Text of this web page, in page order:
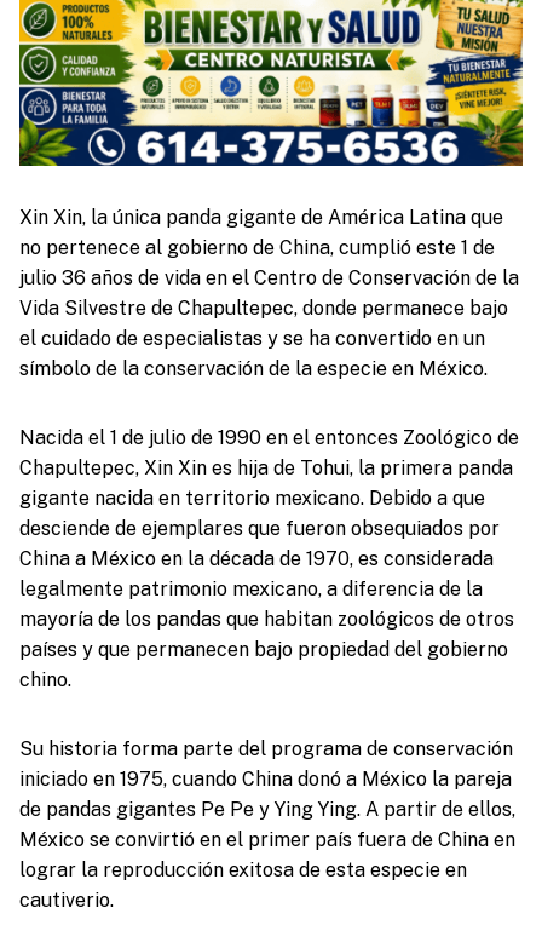
Xin Xin, la única panda gigante de América Latina que
no pertenece al gobierno de China, cumplió este 1 de
julio 36 años de vida en el Centro de Conservación de la
Vida Silvestre de Chapultepec, donde permanece bajo
el cuidado de especialistas y se ha convertido en un
símbolo de la conservación de la especie en México.
Nacida el 1 de julio de 1990 en el entonces Zoológico de
Chapultepec, Xin Xin es hija de Tohui, la primera panda
gigante nacida en territorio mexicano. Debido a que
desciende de ejemplares que fueron obsequiados por
China a México en la década de 1970, es considerada
legalmente patrimonio mexicano, a diferencia de la
mayoría de los pandas que habitan zoológicos de otros
países y que permanecen bajo propiedad del gobierno
chino.
Su historia forma parte del programa de conservación
iniciado en 1975, cuando China donó a México la pareja
de pandas gigantes Pe Pe y Ying Ying. A partir de ellos,
México se convirtió en el primer país fuera de China en
lograr la reproducción exitosa de esta especie en
cautiverio.